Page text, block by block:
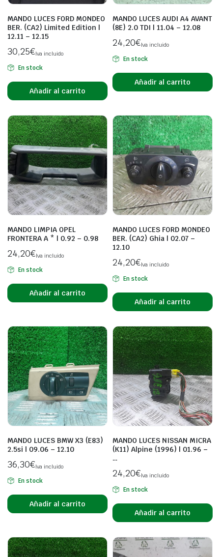
MANDO LUCES FORD MONDEO
BER. (CA2) Limited Edition |
12.11 – 12.15
30,25€Iva incluido
En stock
Añadir al carrito
MANDO LUCES AUDI A4 AVANT
(8E) 2.0 TDI | 11.04 – 12.08
24,20€Iva incluido
En stock
Añadir al carrito
MANDO LIMPIA OPEL
FRONTERA A * | 0.92 – 0.98
24,20€Iva incluido
En stock
Añadir al carrito
MANDO LUCES FORD MONDEO
BER. (CA2) Ghia | 02.07 –
12.10
24,20€Iva incluido
En stock
Añadir al carrito
MANDO LUCES BMW X3 (E83)
2.5si | 09.06 – 12.10
36,30€Iva incluido
En stock
Añadir al carrito
MANDO LUCES NISSAN MICRA
(K11) Alpine (1996) | 01.96 –
…
24,20€Iva incluido
En stock
Añadir al carrito